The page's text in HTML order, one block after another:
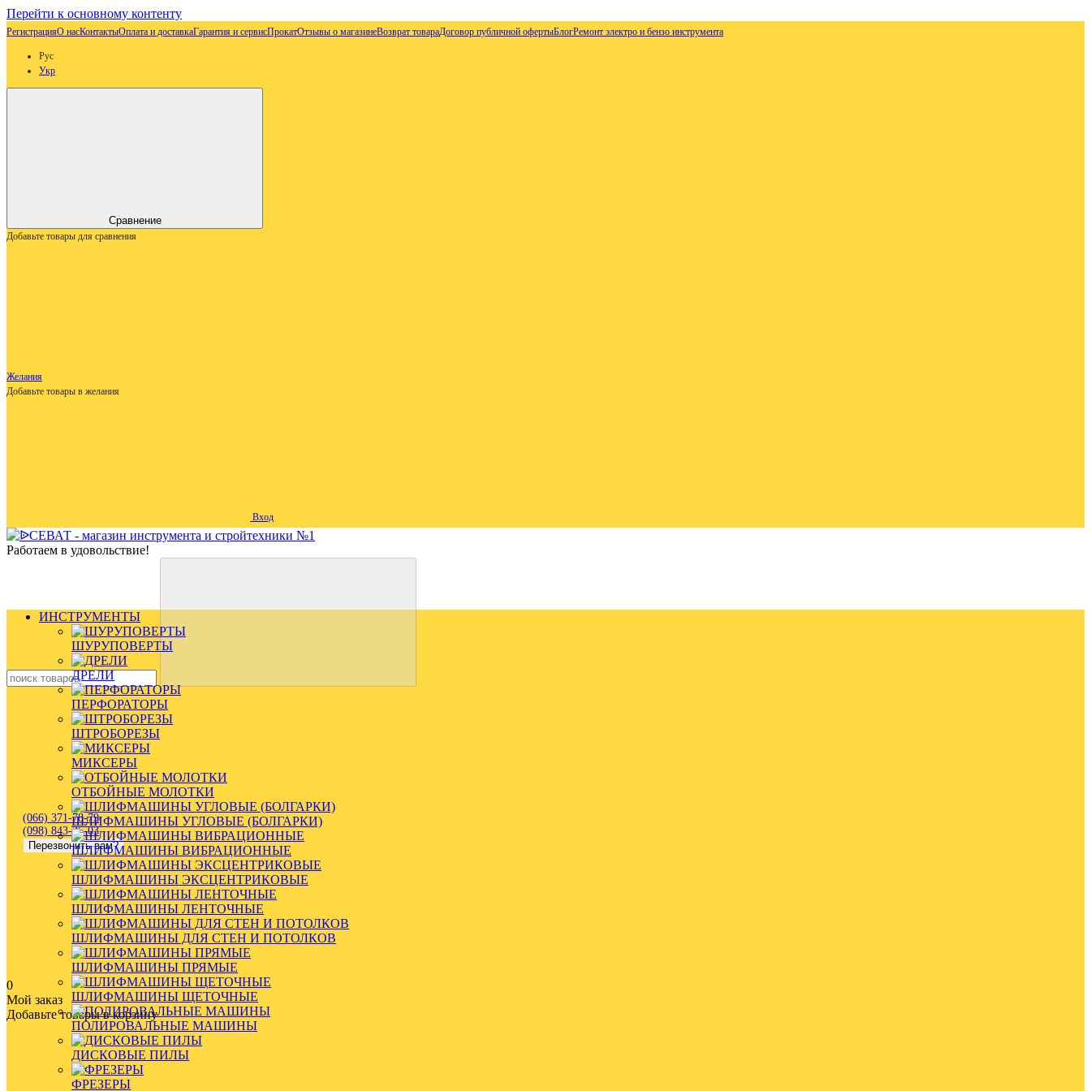
Перейти к основному контенту
РегистрацияО насКонтактыОплата и доставкаГарантия и сервисПрокатОтзывы о магазинеВозврат товараДоговор публичной офертыБлогРемонт электро и бензо инструмента
Рус
Укр
Сравнение
Добавьте товары для сравнения
Желания
Добавьте товары в желания
Вход
Работаем в удовольствие!
(066) 371-78-79
(098) 843-35-03
Перезвонить вам?
0
Мой заказ
Добавьте товары в корзину
ИНСТРУМЕНТЫ
ШУРУПОВЕРТЫ
ДРЕЛИ
ПЕРФОРАТОРЫ
ШТРОБОРЕЗЫ
МИКСЕРЫ
ОТБОЙНЫЕ МОЛОТКИ
ШЛИФМАШИНЫ УГЛОВЫЕ (БОЛГАРКИ)
ШЛИФМАШИНЫ ВИБРАЦИОННЫЕ
ШЛИФМАШИНЫ ЭКСЦЕНТРИКОВЫЕ
ШЛИФМАШИНЫ ЛЕНТОЧНЫЕ
ШЛИФМАШИНЫ ДЛЯ СТЕН И ПОТОЛКОВ
ШЛИФМАШИНЫ ПРЯМЫЕ
ШЛИФМАШИНЫ ЩЕТОЧНЫЕ
ПОЛИРОВАЛЬНЫЕ МАШИНЫ
ДИСКОВЫЕ ПИЛЫ
ФРЕЗЕРЫ